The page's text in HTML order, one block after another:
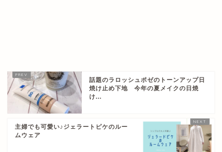
話題のラロッシュポゼのトーンアップ日
焼け止め下地 今年の夏メイクの日焼
け...
主婦でも可愛い♪ジェラートピケのルー
ムウェア